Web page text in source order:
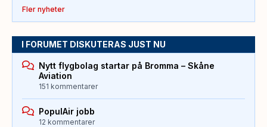
Fler nyheter
I FORUMET DISKUTERAS JUST NU
Nytt flygbolag startar på Bromma – Skåne
Aviation
151 kommentarer
PopulAir jobb
12 kommentarer